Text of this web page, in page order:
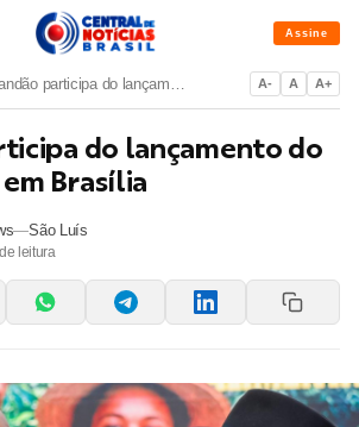
Assine
Brandão participa do lançamento do Plano Safra em Brasília A- A A+
do lançamento do
Brasília
—São Luís
leitura